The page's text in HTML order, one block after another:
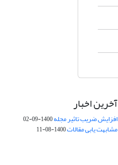
آخرین اخبار
افزایش ضریب تاثیر مجله1400-09-02
مشابهت یابی مقالات1400-08-11